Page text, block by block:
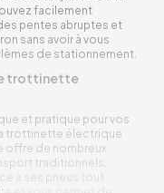
facilement
pentes abruptes et
sans avoir à vous
de stationnement.
trottinette
et pratique pour vos
trottinette électrique
offre de nombreux
traditionnels,
à ses pneus tout